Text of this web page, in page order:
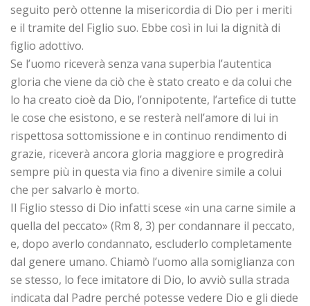
seguito però ottenne la misericordia di Dio per i meriti
e il tramite del Figlio suo. Ebbe così in lui la dignità di
figlio adottivo.
Se l’uomo riceverà senza vana superbia l’autentica
gloria che viene da ciò che è stato creato e da colui che
lo ha creato cioè da Dio, l’onnipotente, l’artefice di tutte
le cose che esistono, e se resterà nell’amore di lui in
rispettosa sottomissione e in continuo rendimento di
grazie, riceverà ancora gloria maggiore e progredirà
sempre più in questa via fino a divenire simile a colui
che per salvarlo è morto.
Il Figlio stesso di Dio infatti scese «in una carne simile a
quella del peccato» (Rm 8, 3) per condannare il peccato,
e, dopo averlo condannato, escluderlo completamente
dal genere umano. Chiamò l’uomo alla somiglianza con
se stesso, lo fece imitatore di Dio, lo avviò sulla strada
indicata dal Padre perché potesse vedere Dio e gli diede